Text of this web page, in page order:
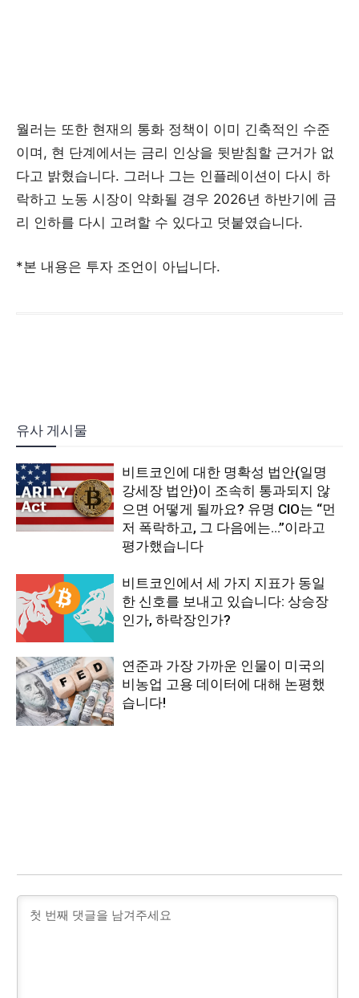
월러는 또한 현재의 통화 정책이 이미 긴축적인 수준
이며, 현 단계에서는 금리 인상을 뒷받침할 근거가 없
다고 밝혔습니다. 그러나 그는 인플레이션이 다시 하
락하고 노동 시장이 약화될 경우 2026년 하반기에 금
리 인하를 다시 고려할 수 있다고 덧붙였습니다.
*본 내용은 투자 조언이 아닙니다.
유사 게시물
비트코인에 대한 명확성 법안(일명
강세장 법안)이 조속히 통과되지 않
으면 어떻게 될까요? 유명 CIO는 “먼
저 폭락하고, 그 다음에는…”이라고
평가했습니다
비트코인에서 세 가지 지표가 동일
한 신호를 보내고 있습니다: 상승장
인가, 하락장인가?
연준과 가장 가까운 인물이 미국의
비농업 고용 데이터에 대해 논평했
습니다!